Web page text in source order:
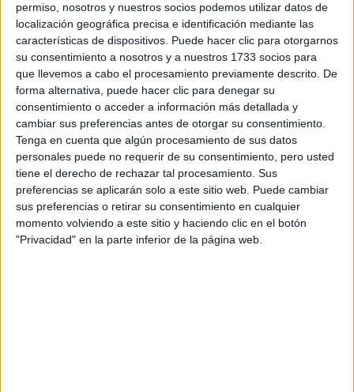
permiso, nosotros y nuestros socios podemos utilizar datos de
localización geográfica precisa e identificación mediante las
características de dispositivos. Puede hacer clic para otorgarnos
su consentimiento a nosotros y a nuestros 1733 socios para
que llevemos a cabo el procesamiento previamente descrito. De
forma alternativa, puede hacer clic para denegar su
consentimiento o acceder a información más detallada y
cambiar sus preferencias antes de otorgar su consentimiento.
Tenga en cuenta que algún procesamiento de sus datos
personales puede no requerir de su consentimiento, pero usted
tiene el derecho de rechazar tal procesamiento. Sus
preferencias se aplicarán solo a este sitio web. Puede cambiar
sus preferencias o retirar su consentimiento en cualquier
momento volviendo a este sitio y haciendo clic en el botón
"Privacidad" en la parte inferior de la página web.
Escribe aquí las dudas o preguntas que te gustaría que te
respondieran: plazos de preinscripción, precios, plazas
disponibles…:
Acepto lostérminos y condicionesy lapolítica de
privacidad :*
Información básica sobre protección de datos
Responsable:Compás Mediterráneo SL (Editora de la